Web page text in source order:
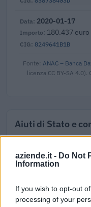
aziende.it - Do Not
Information
If you wish to opt-out
processing of your
8249641B1B
2020-01-17
180.437 euro
Fonte: ANAC – Banca
licenza CC BY-SA
Aiuti di Stato e
contributi pubblici
2026-01-28
Esonero dal